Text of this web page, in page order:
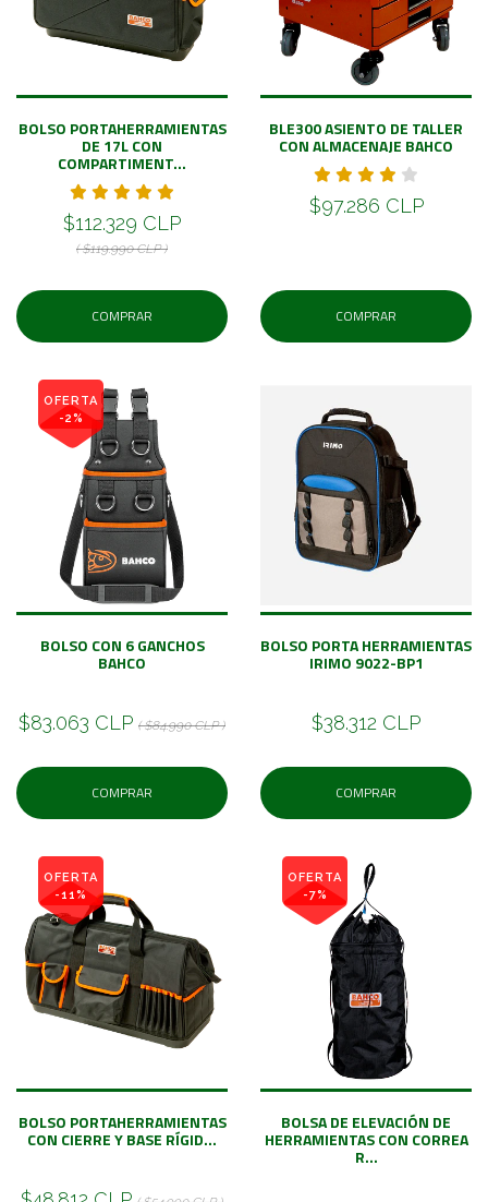
BOLSO PORTAHERRAMIENTAS
DE 17L CON
COMPARTIMENT...
$112.329 CLP
( $119.990 CLP )
COMPRAR
BLE300 ASIENTO DE TALLER
CON ALMACENAJE BAHCO
$97.286 CLP
COMPRAR
OFERTA
-2%
BOLSO CON 6 GANCHOS
BAHCO
$83.063 CLP ( $84.990 CLP )
COMPRAR
BOLSO PORTA HERRAMIENTAS
IRIMO 9022-BP1
$38.312 CLP
COMPRAR
OFERTA
-11%
BOLSO PORTAHERRAMIENTAS
CON CIERRE Y BASE RÍGID...
OFERTA
-7%
BOLSA DE ELEVACIÓN DE
HERRAMIENTAS CON CORREA
R...